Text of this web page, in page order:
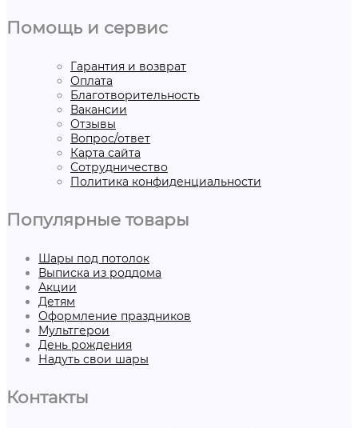
Помощь и сервис
Гарантия и возврат
Оплата
Благотворительность
Вакансии
Отзывы
Вопрос/ответ
Карта сайта
Сотрудничество
Политика конфиденциальности
Популярные товары
Шары под потолок
Выписка из роддома
Акции
Детям
Оформление праздников
Мультгерои
День рождения
Надуть свои шары
Контакты